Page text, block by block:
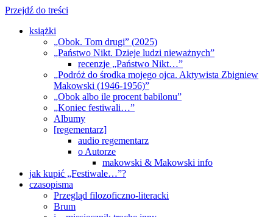
Przejdź do treści
książki
„Obok. Tom drugi” (2025)
„Państwo Nikt. Dzieje ludzi nieważnych”
recenzje „Państwo Nikt…”
„Podróż do środka mojego ojca. Aktywista Zbigniew
Makowski (1946-1956)”
„Obok albo ile procent babilonu”
„Koniec festiwali…”
Albumy
[regementarz]
audio regementarz
o Autorze
makowski & Makowski info
jak kupić „Festiwale…”?
czasopisma
Przegląd filozoficzno-literacki
Brum